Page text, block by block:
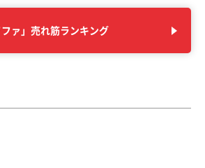
ァ」売れ筋ランキング